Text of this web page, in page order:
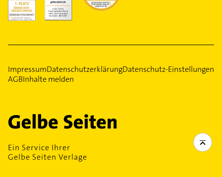
ImpressumDatenschutzerklärungDatenschutz-Einstellungen
AGBInhalte melden
Ein Service Ihrer
Gelbe Seiten Verlage